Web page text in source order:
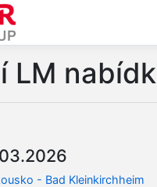
LM
- Bad Kleinkirchheim